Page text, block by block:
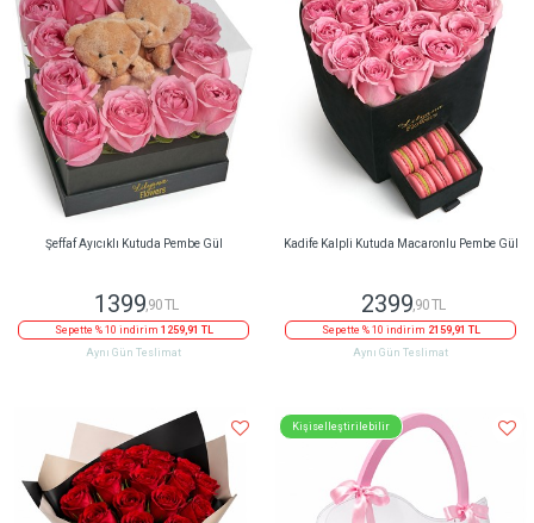
Şeffaf Ayıcıklı Kutuda Pembe Gül
1399,90 TL
Sepette % 10 indirim 1259,91 TL
Aynı Gün Teslimat
Kadife Kalpli Kutuda Macaronlu Pembe Gül
2399,90 TL
Sepette % 10 indirim 2159,91 TL
Aynı Gün Teslimat
Kişiselleştirilebilir